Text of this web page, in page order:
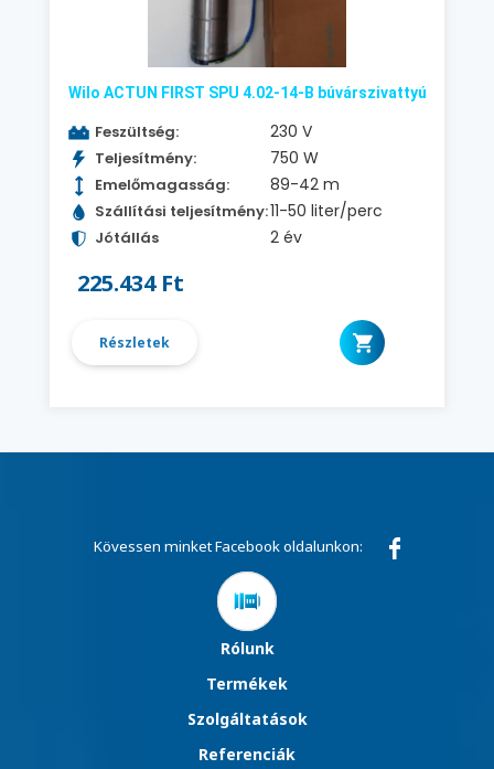
Wilo ACTUN FIRST SPU 4.02-14-B búvárszivattyú
Feszültség: 230 V
Teljesítmény: 750 W
Emelőmagasság: 89-42 m
Szállítási teljesítmény:11-50 liter/perc
Jótállás 2 év
225.434 Ft
Részletek
Kövessen minket Facebook oldalunkon:
Rólunk
Termékek
Szolgáltatások
Referenciák